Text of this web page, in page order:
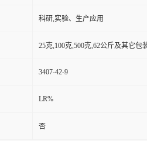
科研,实验、生产应用
25克,100克,500克,62公斤及其它包
3407-42-9
LR%
否